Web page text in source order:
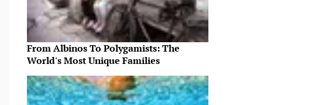
From Albinos To Polygamists: The
World's Most Unique Families